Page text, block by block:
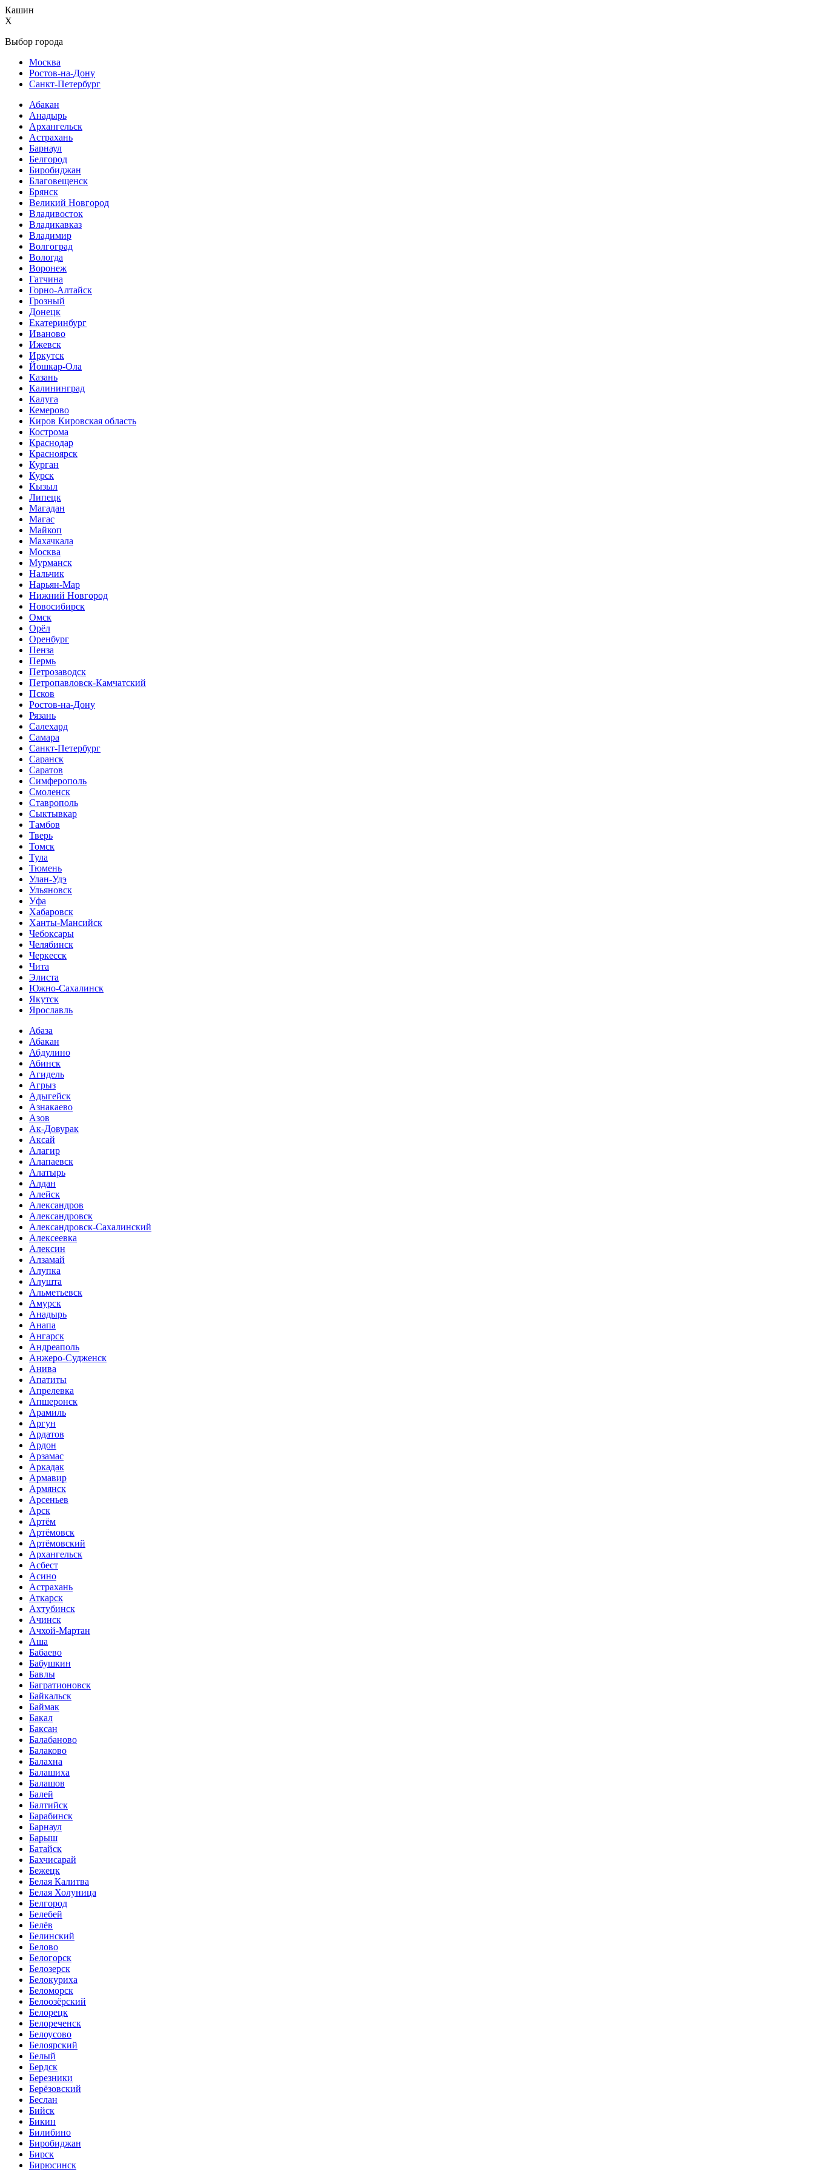
Кашин
X
Выбор города
Москва
Ростов-на-Дону
Санкт-Петербург
Абакан
Анадырь
Архангельск
Астрахань
Барнаул
Белгород
Биробиджан
Благовещенск
Брянск
Великий Новгород
Владивосток
Владикавказ
Владимир
Волгоград
Вологда
Воронеж
Гатчина
Горно-Алтайск
Грозный
Донецк
Екатеринбург
Иваново
Ижевск
Иркутск
Йошкар-Ола
Казань
Калининград
Калуга
Кемерово
Киров Кировская область
Кострома
Краснодар
Красноярск
Курган
Курск
Кызыл
Липецк
Магадан
Магас
Майкоп
Махачкала
Москва
Мурманск
Нальчик
Нарьян-Мар
Нижний Новгород
Новосибирск
Омск
Орёл
Оренбург
Пенза
Пермь
Петрозаводск
Петропавловск-Камчатский
Псков
Ростов-на-Дону
Рязань
Салехард
Самара
Санкт-Петербург
Саранск
Саратов
Симферополь
Смоленск
Ставрополь
Сыктывкар
Тамбов
Тверь
Томск
Тула
Тюмень
Улан-Удэ
Ульяновск
Уфа
Хабаровск
Ханты-Мансийск
Чебоксары
Челябинск
Черкесск
Чита
Элиста
Южно-Сахалинск
Якутск
Ярославль
Абаза
Абакан
Абдулино
Абинск
Агидель
Агрыз
Адыгейск
Азнакаево
Азов
Ак-Довурак
Аксай
Алагир
Алапаевск
Алатырь
Алдан
Алейск
Александров
Александровск
Александровск-Сахалинский
Алексеевка
Алексин
Алзамай
Алупка
Алушта
Альметьевск
Амурск
Анадырь
Анапа
Ангарск
Андреаполь
Анжеро-Судженск
Анива
Апатиты
Апрелевка
Апшеронск
Арамиль
Аргун
Ардатов
Ардон
Арзамас
Аркадак
Армавир
Армянск
Арсеньев
Арск
Артём
Артёмовск
Артёмовский
Архангельск
Асбест
Асино
Астрахань
Аткарск
Ахтубинск
Ачинск
Ачхой-Мартан
Аша
Бабаево
Бабушкин
Бавлы
Багратионовск
Байкальск
Баймак
Бакал
Баксан
Балабаново
Балаково
Балахна
Балашиха
Балашов
Балей
Балтийск
Барабинск
Барнаул
Барыш
Батайск
Бахчисарай
Бежецк
Белая Калитва
Белая Холуница
Белгород
Белебей
Белёв
Белинский
Белово
Белогорск
Белозерск
Белокуриха
Беломорск
Белоозёрский
Белорецк
Белореченск
Белоусово
Белоярский
Белый
Бердск
Березники
Берёзовский
Беслан
Бийск
Бикин
Билибино
Биробиджан
Бирск
Бирюсинск